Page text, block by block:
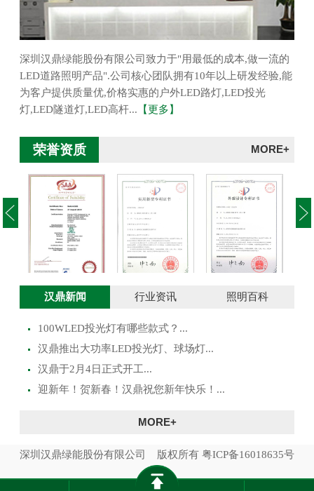
深圳汉鼎绿能股份有限公司致力于"用最低的成本,做一流的
LED道路照明产品".公司核心团队拥有10年以上研发经验,能
为客户提供质量优,价格实惠的户外LED路灯,LED投光
灯,LED隧道灯,LED高杆... 【更多】
荣誉资质 MORE+
澳大利亚SAA证
书
投光灯实用新型
投光灯外观设计
汉鼎新闻 行业资讯 照明百科
100WLED投光灯有哪些款式？...
​汉鼎推出大功率LED投光灯、球场灯...
汉鼎于2月4日正式开工...
迎新年！贺新春！汉鼎祝您新年快乐！...
MORE+
深圳汉鼎绿能股份有限公司 版权所有 粤ICP备16018635号